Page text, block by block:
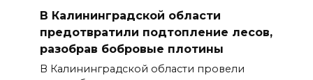
В Калининградской области
предотвратили подтопление лесов,
разобрав бобровые плотины
В Калининградской области провели